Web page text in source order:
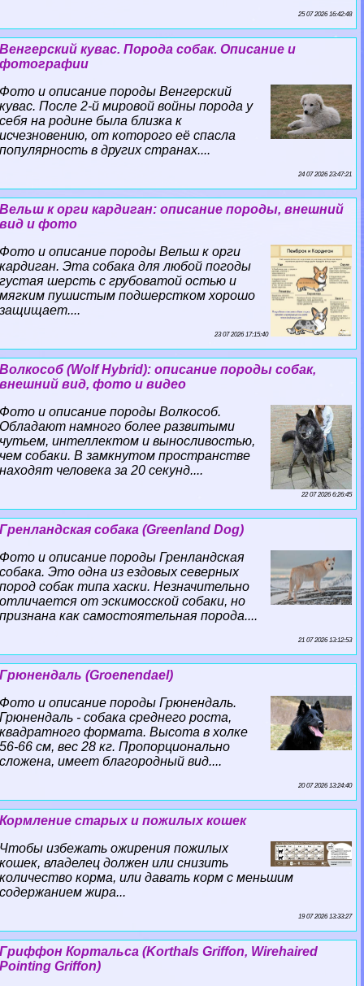
25 07 2026 16:42:48
Венгерский кувас. Порода собак. Описание и
фотографии
Фото и описание породы Венгерский
кувас. После 2-й мировой войны порода у
себя на родине была близка к
исчезновению, от которого её спасла
популярность в других странах....
24 07 2026 23:47:21
Вельш к opги кардиган: описание породы, внешний
вид и фото
Фото и описание породы Вельш к opги
кардиган. Эта собака для любой погоды
густая шерсть с грубоватой остью и
мягким пушистым подшерстком хорошо
защищает....
23 07 2026 17:15:40
Волкособ (Wolf Hybrid): описание породы собак,
внешний вид, фото и видео
Фото и описание породы Волкособ.
Обладают намного более развитыми
чутьем, интеллектом и выносливостью,
чем собаки. В замкнутом прострaнcтве
находят человека за 20 секунд....
22 07 2026 6:26:45
Гренландская собака (Greenland Dog)
Фото и описание породы Гренландская
собака. Это одна из ездовых северных
пород собак типа хаски. Незначительно
отличается от эскимосской собаки, но
признана как самостоятельная порода....
21 07 2026 13:12:53
Грюнендаль (Groenendael)
Фото и описание породы Грюнендаль.
Грюнендаль - собака среднего роста,
квадратного формата. Высота в холке
56-66 см, вес 28 кг. Пропорционально
сложена, имеет благородный вид....
20 07 2026 13:24:40
Кормление старых и пожилых кошек
Чтобы избежать ожирения пожилых
кошек, владелец должен или снизить
количество корма, или давать корм с меньшим
содержанием жира...
19 07 2026 13:33:27
Гриффон Кортальса (Korthals Griffon, Wirehaired
Pointing Griffon)